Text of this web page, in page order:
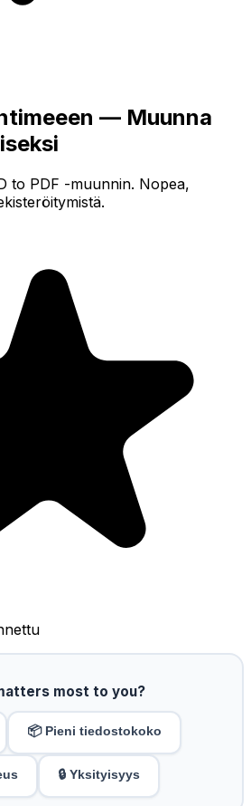
— Muunna
to PDF -muunnin. Nopea,
most to you?
📦 Pieni tiedostokoko
🔒 Yksityisyys